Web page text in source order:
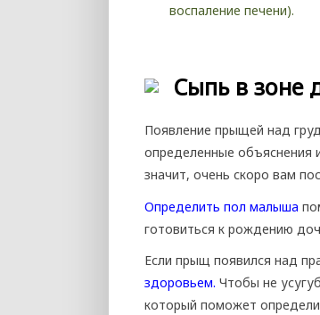
воспаление печени).
Сыпь в зоне
Появление прыщей над
определенные объяснения
значит, очень скоро вам
Определить пол малыша
готовиться к рождению
Если прыщ появился над
здоровьем. Чтобы не
который поможет